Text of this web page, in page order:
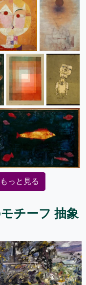
っと見る
チーフ 抽象